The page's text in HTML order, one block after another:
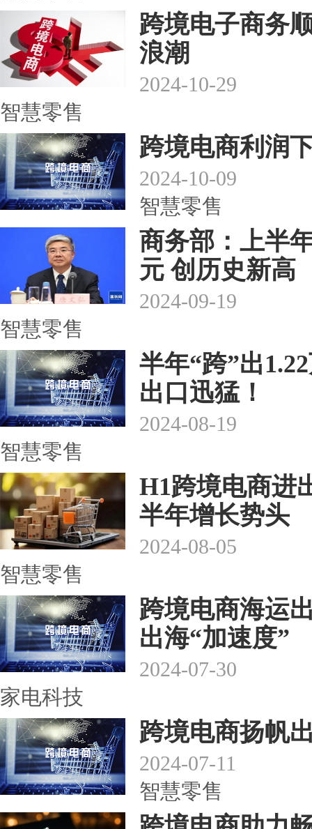
跨境电子商务
浪潮
2024-10-29
智慧零售
跨境电商利润
2024-10-09
智慧零售
商务部：上半
元 创历史新高
2024-09-19
智慧零售
半年“跨”出
出口迅猛！
2024-08-19
智慧零售
H1跨境电商进
半年增长势头
2024-08-05
智慧零售
跨境电商海运
出海“加速度”
2024-07-30
家电科技
跨境电商扬帆
2024-07-11
智慧零售